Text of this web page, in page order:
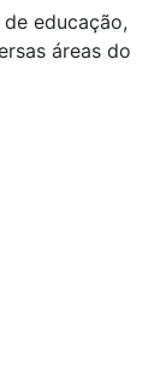
educação,
áreas do